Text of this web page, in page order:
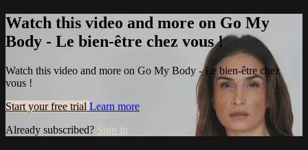
Watch this video and more on Go My
Body - Le bien-être chez vous !
Watch this video and more on Go My Body - Le bien-être chez
vous !
Start your free trial Learn more
Already subscribed? Sign in